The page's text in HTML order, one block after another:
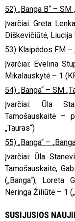
52) „Banga B“ – SM
Įvarčiai: Greta
Diškevičiūtė, Liucija
53) Klaipėdos FM –
Įvarčiai: Evelina
Mikalauskytė – 1
54) „Banga“ – SM
Įvarčiai: Ūla
Tamošauskaitė –
„Tauras“)
55) „Banga“ –
Įvarčiai: Ūla
Tamošauskaitė,
(„Banga“); Loreta
Neringa Žiliūtė – 1
SUSIJUSIOS